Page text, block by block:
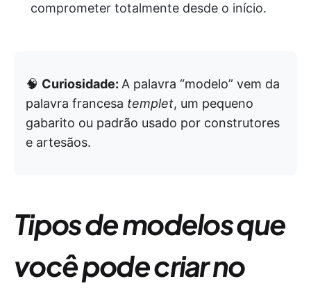
comprometer totalmente desde o início.
🧠 Curiosidade: A palavra “modelo” vem da
palavra francesa templet, um pequeno
gabarito ou padrão usado por construtores
e artesãos.
Tipos de modelos que
você pode criar no